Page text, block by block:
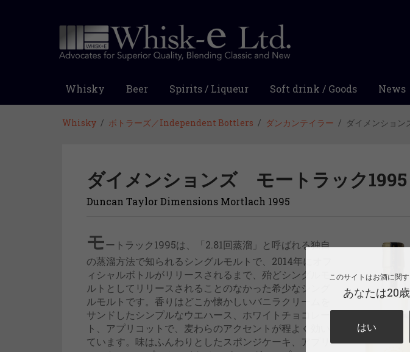
Whisky Beer Spirits / Liqueur Soft drink / Goods News
Whisky ボトラーズ／Independent Bottlers ダンカンテイラー ダイメンショ
ダイメンションズ モートラック1995
Duncan Taylor Dimensions Mortlach 1995
モートラック1995は、「2.81回蒸溜」と呼ばれる独自
の蒸溜方法で知られるシングルモルトで、2014年にオフ
ィシャルボトルがリリースされるまで、殆どシングルモ
ルトとしてリリースされることのなかった希少なシング
ルモルトです。香りはどこか懐かしいバニラクリームを
サンドしたシンプルなウエハース、ホワイトチョコレー
ト、アプリコットで、麦わらのアクセントが程よく効い
ています。味はふんわりとしたスポンジケーキ、アプリ
このサイトはお酒に関
あなたは20
はい